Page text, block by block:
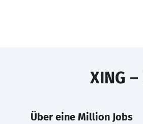
XING
Über eine Million Jobs